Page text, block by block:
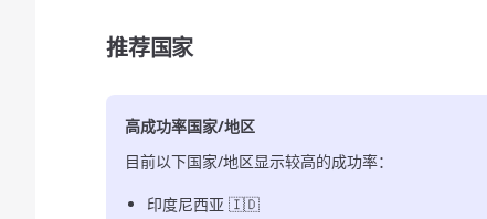
推荐国家
高成功率国家/地区
目前以下国家/地区显示较高的成功率：
印度尼西亚 🇮🇩